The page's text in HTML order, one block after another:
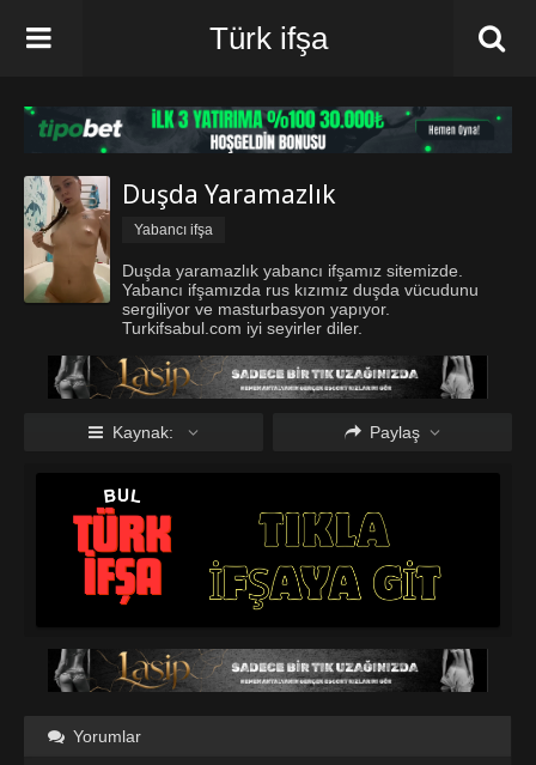
Türk ifşa
Duşda Yaramazlık
Yabancı ifşa
Duşda yaramazlık yabancı ifşamız sitemizde.
Yabancı ifşamızda rus kızımız duşda vücudunu
sergiliyor ve masturbasyon yapıyor.
Turkifsabul.com iyi seyirler diler.
Kaynak: Paylaş
Yorumlar